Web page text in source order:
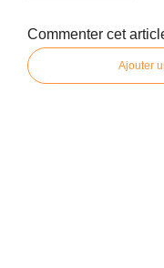
Commenter cet
Ajouter